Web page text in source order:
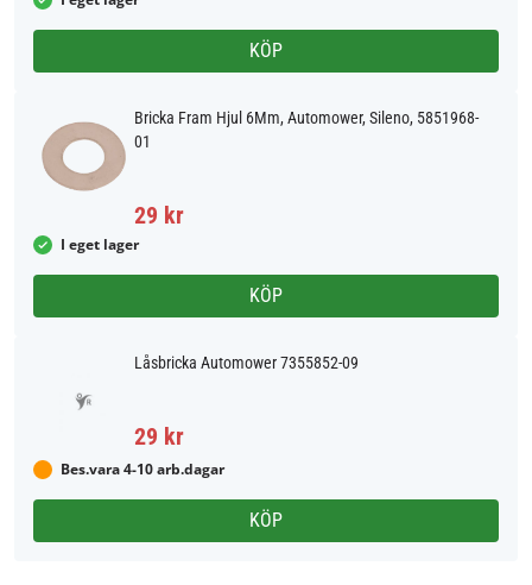
KÖP
Bricka Fram Hjul 6Mm, Automower, Sileno, 5851968-
01
29 kr
I eget lager
KÖP
Låsbricka Automower 7355852-09
29 kr
Bes.vara 4-10 arb.dagar
KÖP